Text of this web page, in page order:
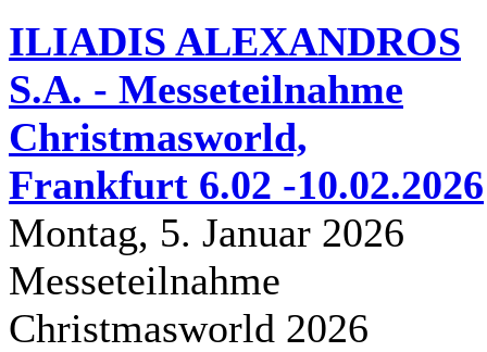
ILIADIS ALEXANDROS
S.A. - Messeteilnahme
Christmasworld,
Frankfurt 6.02 -10.02.2026
Montag, 5. Januar 2026
Messeteilnahme
Christmasworld 2026